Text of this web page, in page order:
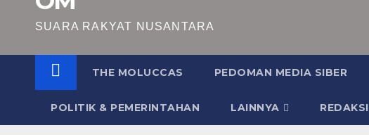
SUARA RAKYAT NUSANTARA
THE MOLUCCAS PEDOMAN MEDIA SIBER
POLITIK & PEMERINTAHAN LAINNYA REDAKSI